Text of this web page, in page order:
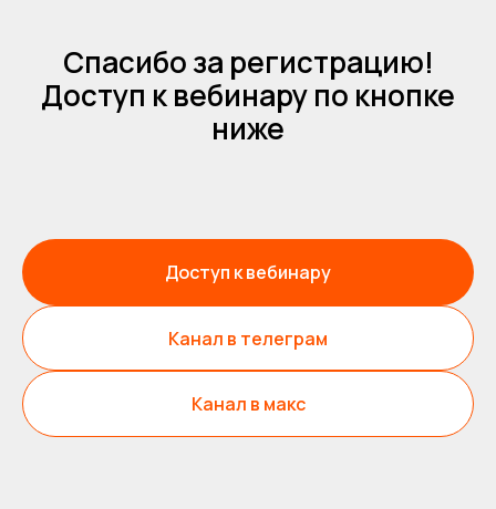
Спасибо за регистрацию!
Доступ к вебинару по кнопке
ниже
Доступ к вебинару
Канал в телеграм
Канал в макс